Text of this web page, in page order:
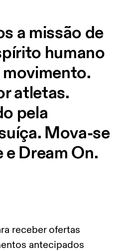
a missão de
humano
atletas.
pela
Mova-se
Dream On.
receber ofertas
antecipados